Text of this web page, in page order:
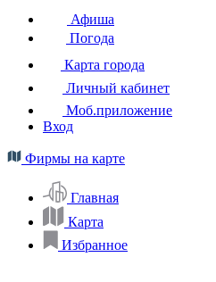
Афиша
Погода
Карта города
Личный кабинет
Моб.приложение
Вход
Фирмы на карте
Главная
Карта
Избранное